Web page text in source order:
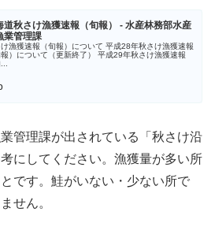
道秋さけ漁獲速報（旬報） - 水産林務部水産
業管理課
漁獲速報（旬報）について 平成28年秋さけ漁獲速報
報）について（更新終了） 平成29年秋さけ漁獲速報
管理課が出されている「秋さけ沿
にしてください。漁獲量が多い所
です。鮭がいない・少ない所で
せん。